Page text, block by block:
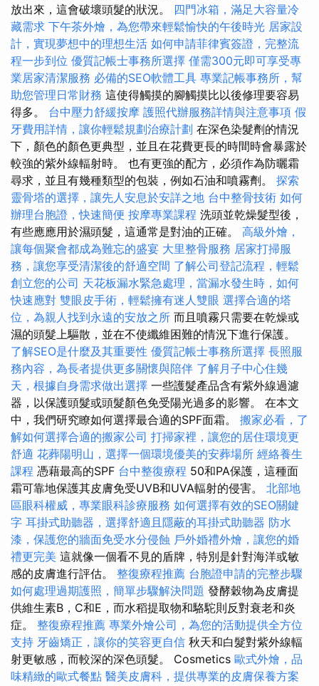
放出來，這會破壞頭髮的狀況。 四門冰箱，滿足大容量冷
藏需求 下午茶外燴，為您帶來輕鬆愉快的午後時光 居家設
計，實現夢想中的理想生活 如何申請菲律賓簽證，完整流
程一步到位 優質記帳士事務所選擇 僅需300元即可享受專
業居家清潔服務 必備的SEO軟體工具 專業記帳事務所，幫
助您管理日常財務 這使得觸摸的腳觸摸比以後修理要容易
得多。 台中壓力舒緩按摩 護照代辦服務詳情與注意事項 假
牙費用詳情，讓你輕鬆規劃治療計劃 在深色染髮劑的情況
下，顏色的顏色更典型，並且在花費更長的時間時會暴露於
較強的紫外線輻射時。 也有更強的配方，必須作為防曬霜
尋求，並且有幾種類型的包裝，例如石油和噴霧劑。 探索
靈骨塔的選擇，讓先人安息於安詳之地 台中整骨技術 如何
辦理台胞證，快速簡便 按摩專業課程 洗頭並乾燥髮型後，
有些應應用於濕頭髮，這通常是對油的正確。 高級外燴，
讓每個聚會都成為難忘的盛宴 大里整骨服務 居家打掃服
務，讓您享受清潔後的舒適空間 了解公司登記流程，輕鬆
創立您的公司 天花板漏水緊急處理，當漏水發生時，如何
快速應對 雙眼皮手術，輕鬆擁有迷人雙眼 選擇合適的塔
位，為親人找到永遠的安放之所 而且噴霧只需要在乾燥或
濕的頭髮上驅散，並在不使纖維困難的情況下進行保護。
了解SEO是什麼及其重要性 優質記帳士事務所選擇 長照服
務內容，為長者提供更多關懷與陪伴 了解月子中心住幾
天，根據自身需求做出選擇 一些護髮產品含有紫外線過濾
器，以保護頭髮或頭髮顏色免受陽光過多的影響。 在本文
中，我們研究瞭如何選擇最合適的SPF面霜。 搬家必看，了
解如何選擇合適的搬家公司 打掃家裡，讓您的居住環境更
舒適 花葬陽明山，選擇一個環境優美的安葬場所 經絡養生
課程 憑藉最高的SPF 台中整復療程 50和PA保護，這種面
霜可靠地保護其皮膚免受UVB和UVA輻射的侵害。 北部地
區眼科權威，專業眼科診療服務 如何選擇有效的SEO關鍵
字 耳掛式助聽器，選擇舒適且隱蔽的耳掛式助聽器 防水
漆，保護您的牆面免受水分侵蝕 戶外婚禮外燴，讓您的婚
禮更完美 這就像一個看不見的盾牌，特別是針對海洋或敏
感的皮膚進行評估。 整復療程推薦 台胞證申請的完整步驟
如何處理過期護照，簡單步驟解決問題 發酵穀物為皮膚提
供維生素B，C和E，而水稻提取物和駱駝則反對衰老和炎
症。 整復療程推薦 專業外燴公司，為您的活動提供全方位
支持 牙齒矯正，讓你的笑容更自信 秋天和白髮對紫外線輻
射更敏感，而較深的深色頭髮。 Cosmetics 歐式外燴，品
味精緻的歐式餐點 醫美皮膚科，提供專業的皮膚保養方案